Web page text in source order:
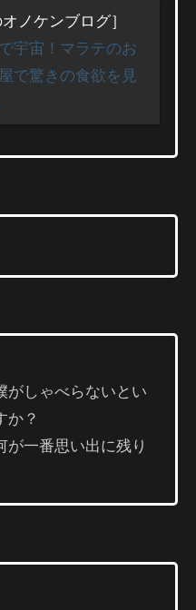
ノケンブログ］
宇宙！マラテのお
で驚きの食欲を見
がしゃべらないとい
か？
が一番思い出に残り